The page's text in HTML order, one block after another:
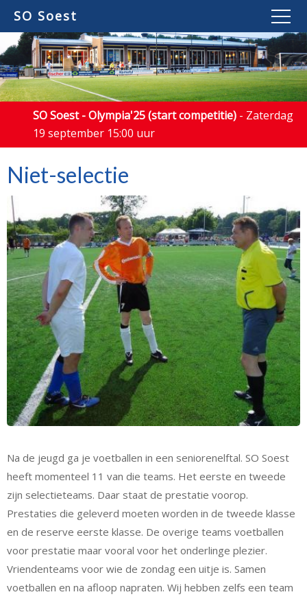
SO Soest
SO Soest - Olympia'25 (start competitie) - Zaterdag
19 september 15:00 uur
Niet-selectie
Na de jeugd ga je voetballen in een seniorenelftal. SO Soest
heeft momenteel 11 van die teams. Het eerste en tweede
zijn selectieteams. Daar staat de prestatie voorop.
Prestaties die geleverd moeten worden in de tweede klasse
en de reserve eerste klasse. De overige teams voetballen
voor prestatie maar vooral voor het onderlinge plezier.
Vriendenteams voor wie de zondag een uitje is. Samen
voetballen en na afloop napraten. Wij hebben zelfs een team